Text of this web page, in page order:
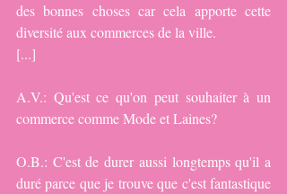
des bonnes choses car cela apporte cette
diversité aux commerces de la ville.
[...]
A.V.: Qu'est ce qu'on peut souhaiter à un
commerce comme Mode et Laines?
O.B.: C'est de durer aussi longtemps qu'il a
duré parce que je trouve que c'est fantastique